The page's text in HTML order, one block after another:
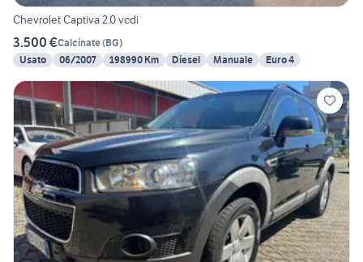
Chevrolet Captiva 2.0 vcdi
3.500 €Calcinate(BG)
Usato
06/2007 198990 Km Diesel Manuale Euro 4